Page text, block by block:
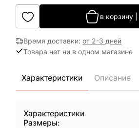
в корзину|
Время доставки: от 2-3 дней
Товара нет ни в одном магазине
Характеристики Описание
Характеристики
Размеры: